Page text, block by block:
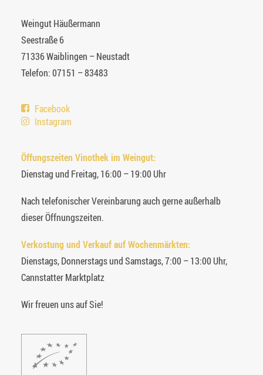
Weingut Häußermann
Seestraße 6
71336 Waiblingen – Neustadt
Telefon: 07151 – 83483
Facebook
Instagram
Öffungszeiten Vinothek im Weingut:
Dienstag und Freitag, 16:00 – 19:00 Uhr
Nach telefonischer Vereinbarung auch gerne außerhalb
dieser Öffnungszeiten.
Verkostung und Verkauf auf Wochenmärkten:
Dienstags, Donnerstags und Samstags, 7:00 – 13:00 Uhr,
Cannstatter Marktplatz
Wir freuen uns auf Sie!